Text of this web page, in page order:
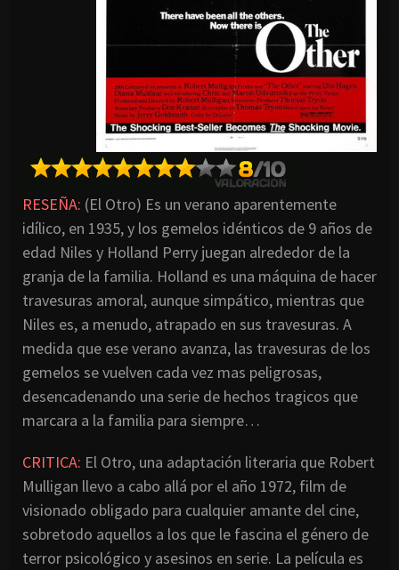
RESEÑA: (El Otro) Es un verano aparentemente
idílico, en 1935, y los gemelos idénticos de 9 años de
edad Niles y Holland Perry juegan alrededor de la
granja de la familia. Holland es una máquina de hacer
travesuras amoral, aunque simpático, mientras que
Niles es, a menudo, atrapado en sus travesuras. A
medida que ese verano avanza, las travesuras de los
gemelos se vuelven cada vez mas peligrosas,
desencadenando una serie de hechos tragicos que
marcara a la familia para siempre…
CRITICA: El Otro, una adaptación literaria que Robert
Mulligan llevo a cabo allá por el año 1972, film de
visionado obligado para cualquier amante del cine,
sobretodo aquellos a los que le fascina el género de
terror psicológico y asesinos en serie. La película es